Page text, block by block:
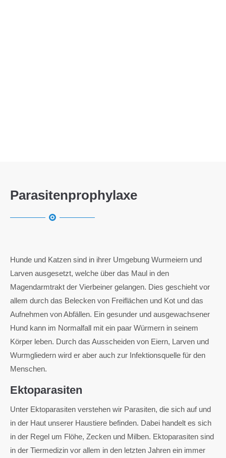
Parasitenprophylaxe
Hunde und Katzen sind in ihrer Umgebung Wurmeiern und
Larven ausgesetzt, welche über das Maul in den
Magendarmtrakt der Vierbeiner gelangen. Dies geschieht vor
allem durch das Belecken von Freiflächen und Kot und das
Aufnehmen von Abfällen. Ein gesunder und ausgewachsener
Hund kann im Normalfall mit ein paar Würmern in seinem
Körper leben. Durch das Ausscheiden von Eiern, Larven und
Wurmgliedern wird er aber auch zur Infektionsquelle für den
Menschen.
Ektoparasiten
Unter Ektoparasiten verstehen wir Parasiten, die sich auf und
in der Haut unserer Haustiere befinden. Dabei handelt es sich
in der Regel um Flöhe, Zecken und Milben. Ektoparasiten sind
in der Tiermedizin vor allem in den letzten Jahren ein immer